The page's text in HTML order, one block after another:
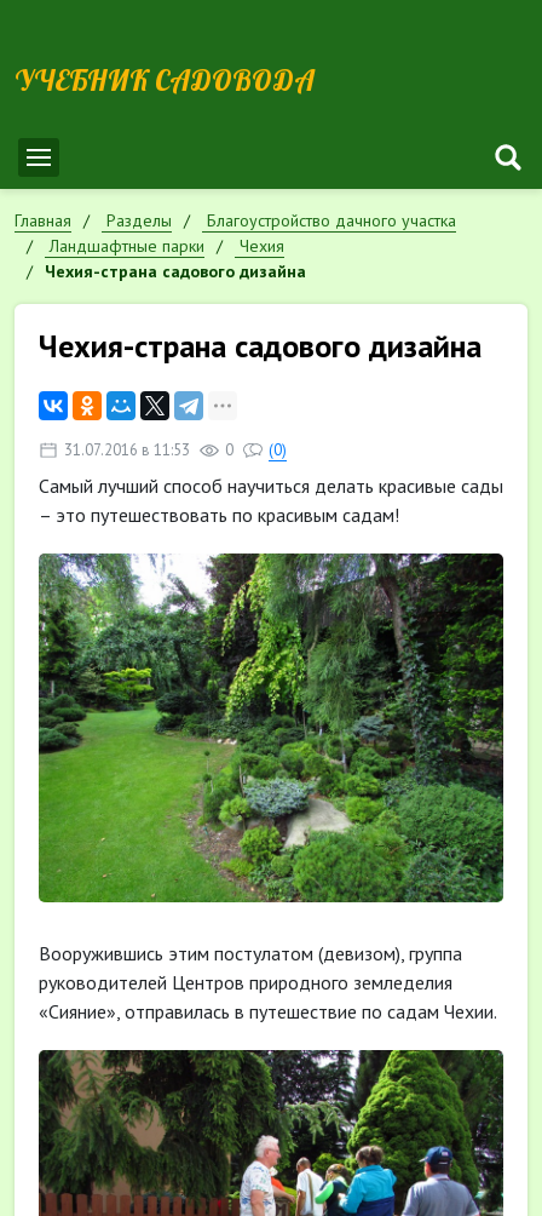
УЧЕБНИК САДОВОДА
Главная Разделы
Благоустройство дачного участка
Ландшафтные парки
Чехия
Чехия-страна садового дизайна
Чехия-страна садового дизайна
31.07.2016 в 11:53 0 (0)
Самый лучший способ научиться делать красивые сады
– это путешествовать по красивым садам!
Вооружившись этим постулатом (девизом), группа
руководителей Центров природного земледелия
«Сияние», отправилась в путешествие по садам Чехии.